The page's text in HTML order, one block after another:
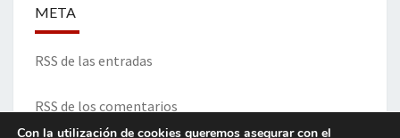
META
RSS de las entradas
RSS de los comentarios
Con la utilización de cookies queremos asegurar con el